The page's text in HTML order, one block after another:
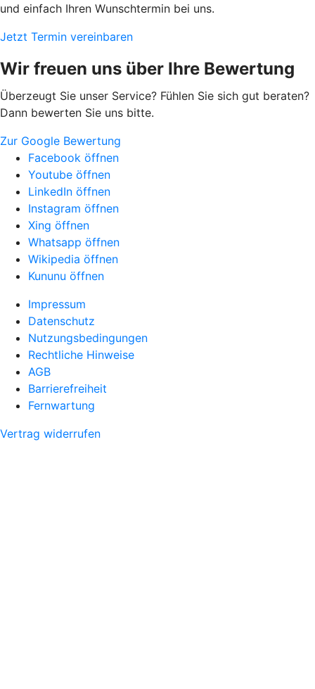
und einfach Ihren Wunschtermin bei uns.
Jetzt Termin vereinbaren
Wir freuen uns über Ihre Bewertung
Überzeugt Sie unser Service? Fühlen Sie sich gut beraten?
Dann bewerten Sie uns bitte.
Zur Google Bewertung
Facebook öffnen
Youtube öffnen
LinkedIn öffnen
Instagram öffnen
Xing öffnen
Whatsapp öffnen
Wikipedia öffnen
Kununu öffnen
Impressum
Datenschutz
Nutzungsbedingungen
Rechtliche Hinweise
AGB
Barrierefreiheit
Fernwartung
Vertrag widerrufen